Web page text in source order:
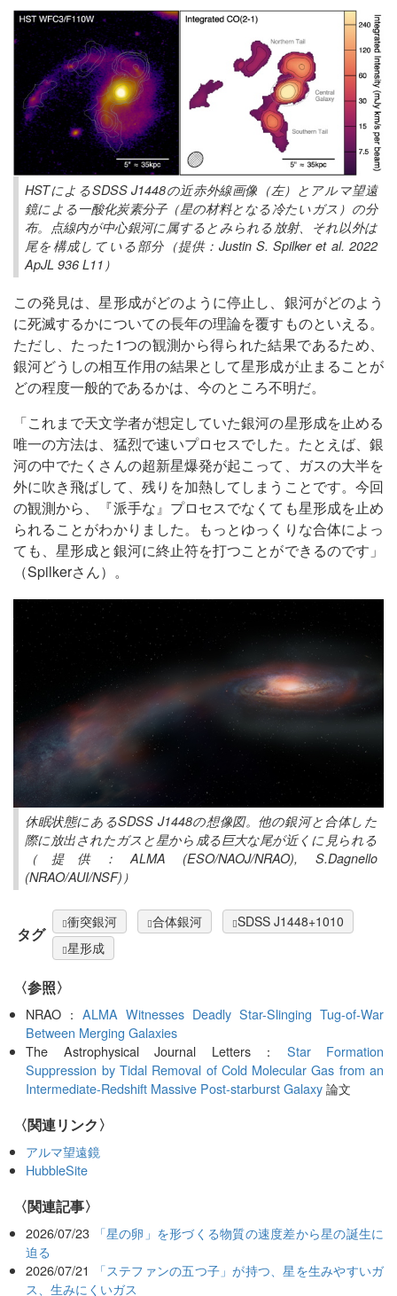
HSTによるSDSS J1448の近赤外線画像（左）とアルマ望遠
鏡による一酸化炭素分子（星の材料となる冷たいガス）の分
布。点線内が中心銀河に属するとみられる放射、それ以外は
尾を構成している部分（提供：Justin S. Spilker et al. 2022
ApJL 936 L11）
この発見は、星形成がどのように停止し、銀河がどのよう
に死滅するかについての長年の理論を覆すものといえる。
ただし、たった1つの観測から得られた結果であるため、
銀河どうしの相互作用の結果として星形成が止まることが
どの程度一般的であるかは、今のところ不明だ。
「これまで天文学者が想定していた銀河の星形成を止める
唯一の方法は、猛烈で速いプロセスでした。たとえば、銀
河の中でたくさんの超新星爆発が起こって、ガスの大半を
外に吹き飛ばして、残りを加熱してしまうことです。今回
の観測から、『派手な』プロセスでなくても星形成を止め
られることがわかりました。もっとゆっくりな合体によっ
ても、星形成と銀河に終止符を打つことができるのです」
（Spilkerさん）。
休眠状態にあるSDSS J1448の想像図。他の銀河と合体した
際に放出されたガスと星から成る巨大な尾が近くに見られる
（提供：ALMA (ESO/NAOJ/NRAO), S.Dagnello
(NRAO/AUI/NSF)）
タグ
衝突銀河 合体銀河
SDSS J1448+1010
星形成
〈参照〉
NRAO：ALMA Witnesses Deadly Star-Slinging Tug-of-War
Between Merging Galaxies
The Astrophysical Journal Letters： Star Formation
Suppression by Tidal Removal of Cold Molecular Gas from an
Intermediate-Redshift Massive Post-starburst Galaxy論文
〈関連リンク〉
アルマ望遠鏡
HubbleSite
関連記事
2026/07/23
「星の卵」を形づくる物質の速度差から星の誕生に
迫る
2026/07/21
「ステファンの五つ子」が持つ、星を生みやすいガ
ス、生みにくいガス